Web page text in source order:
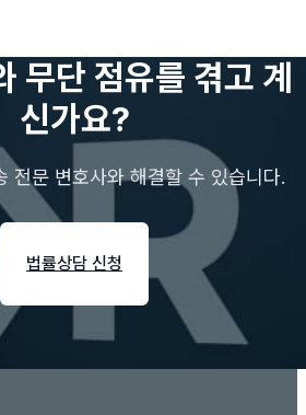
무단 점유를 겪고 계
신가요?
전문 변호사와 해결할 수 있습니다.
법률상담 신청